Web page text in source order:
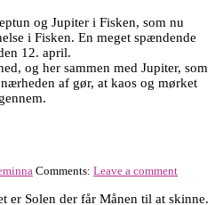
og Jupiter i Fisken, som nu
i Fisken. En meget spændende
12. april.
og her sammen med Jupiter, som
af gør, at kaos og mørket
Comments: Leave a comment
er Solen der får Månen til at skinne.